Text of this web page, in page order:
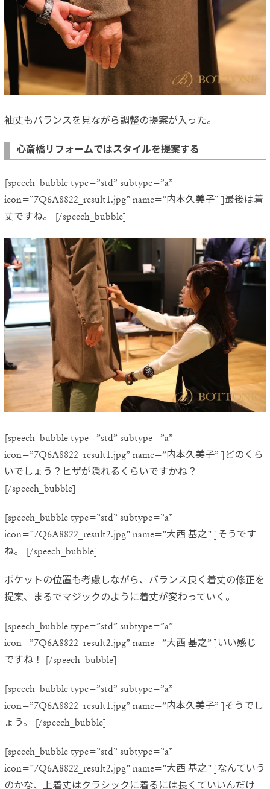
袖丈もバランスを見ながら調整の提案が入った。
心斎橋リフォームではスタイルを提案する
[speech_bubble type=”std” subtype=”a”
icon=”7Q6A8822_result1.jpg” name=”内本久美子” ]最後は着
丈ですね。 [/speech_bubble]
[speech_bubble type=”std” subtype=”a”
icon=”7Q6A8822_result1.jpg” name=”内本久美子” ]どのくら
いでしょう？ヒザが隠れるくらいですかね？
[/speech_bubble]
[speech_bubble type=”std” subtype=”a”
icon=”7Q6A8822_result2.jpg” name=”大西 基之” ]そうです
ね。 [/speech_bubble]
ポケットの位置も考慮しながら、バランス良く着丈の修正を
提案、まるでマジックのように着丈が変わっていく。
[speech_bubble type=”std” subtype=”a”
icon=”7Q6A8822_result2.jpg” name=”大西 基之” ]いい感じ
ですね！ [/speech_bubble]
[speech_bubble type=”std” subtype=”a”
icon=”7Q6A8822_result1.jpg” name=”内本久美子” ]そうでし
ょう。 [/speech_bubble]
[speech_bubble type=”std” subtype=”a”
icon=”7Q6A8822_result2.jpg” name=”大西 基之” ]なんていう
のかな、上着丈はクラシックに着るには長くていいんだけ